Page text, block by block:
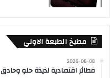
مطبخ الطبعة الاولي
2026-08-08
فطائر اقتصادية لذيذة حلو وحادق